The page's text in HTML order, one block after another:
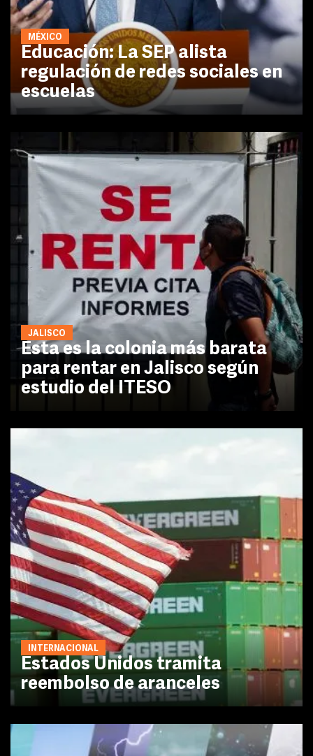
MÉXICO
Educación: La SEP alista
regulación de redes sociales en
escuelas
JALISCO
Esta es la colonia más barata
para rentar en Jalisco según
estudio del ITESO
INTERNACIONAL
Estados Unidos tramita
reembolso de aranceles